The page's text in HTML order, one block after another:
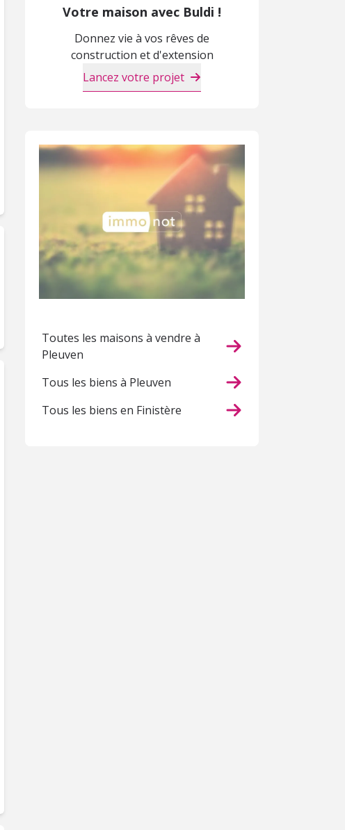
Votre maison avec Buldi !
Donnez vie à vos rêves de
construction et d'extension
Lancez votre projet
Toutes les maisons à vendre à
Pleuven
Tous les biens à Pleuven
Tous les biens en Finistère